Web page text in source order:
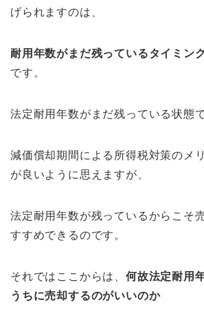
げられますのは、
耐用年数がまだ残っているタイミン
です。
法定耐用年数がまだ残っている状態
減価償却期間による所得税対策のメ
が良いように思えますが、
法定耐用年数が残っているからこそ
すすめできるのです。
それではここからは、 何故法定耐用
うちに売却するのがいいのか